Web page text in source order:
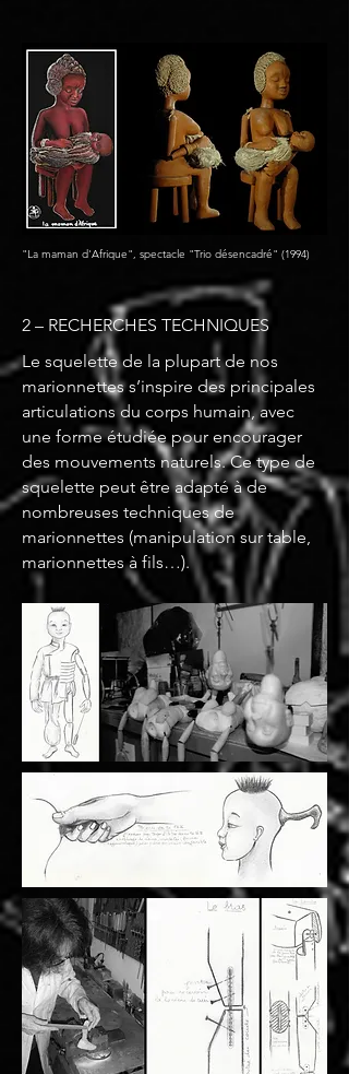
"La maman d'Afrique", spectacle "Trio désencadré" (1994)
2 – RECHERCHES TECHNIQUES
Le squelette de la plupart de nos
marionnettes s’inspire des principales
articulations du corps humain, avec
une forme étudiée pour encourager
des mouvements naturels. Ce type de
squelette peut être adapté à de
nombreuses techniques de
marionnettes (manipulation sur table,
marionnettes à fils…).